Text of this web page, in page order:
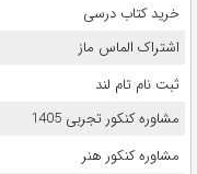
خرید کتاب درسی
اشتراک الماس ماز
ثبت نام تام لند
مشاوره کنکور تجربی 1405
مشاوره کنکور هنر